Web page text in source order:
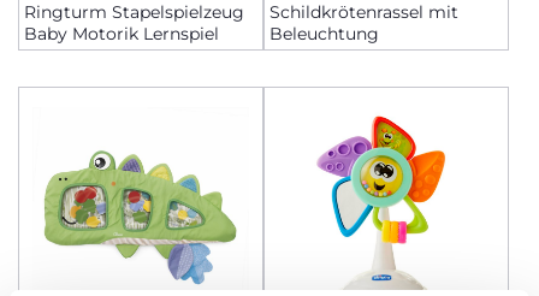
Ringturm Stapelspielzeug
Baby Motorik Lernspiel
Schildkrötenrassel mit
Beleuchtung